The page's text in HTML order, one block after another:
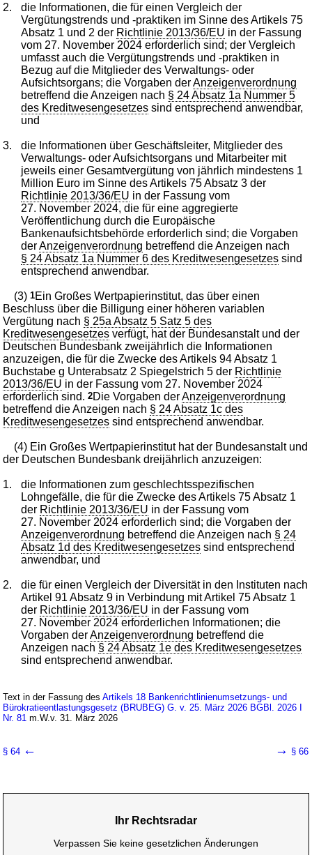
2.
die Informationen, die für einen Vergleich der
Vergütungstrends und -praktiken im Sinne des Artikels 75
Absatz 1 und 2 der Richtlinie 2013/36/EU in der Fassung
vom 27. November 2024 erforderlich sind; der Vergleich
umfasst auch die Vergütungstrends und -praktiken in
Bezug auf die Mitglieder des Verwaltungs- oder
Aufsichtsorgans; die Vorgaben derAnzeigenverordnung
betreffend die Anzeigen nach § 24 Absatz 1a Nummer 5
des Kreditwesengesetzes sind entsprechend anwendbar,
und
3.
die Informationen über Geschäftsleiter, Mitglieder des
Verwaltungs- oder Aufsichtsorgans und Mitarbeiter mit
jeweils einer Gesamtvergütung von jährlich mindestens 1
Million Euro im Sinne des Artikels 75 Absatz 3 der
Richtlinie 2013/36/EU in der Fassung vom
27. November 2024, die für eine aggregierte
Veröffentlichung durch die Europäische
Bankenaufsichtsbehörde erforderlich sind; die Vorgaben
derAnzeigenverordnung betreffend die Anzeigen nach
§ 24 Absatz 1a Nummer 6 des Kreditwesengesetzes sind
entsprechend anwendbar.
(3)1Ein Großes Wertpapierinstitut, das über einen
Beschluss über die Billigung einer höheren variablen
Vergütung nach § 25a Absatz 5 Satz 5 des
Kreditwesengesetzes verfügt, hat der Bundesanstalt und der
Deutschen Bundesbank zweijährlich die Informationen
anzuzeigen, die für die Zwecke des Artikels 94 Absatz 1
Buchstabe g Unterabsatz 2 Spiegelstrich 5 der Richtlinie
2013/36/EU in der Fassung vom 27. November 2024
erforderlich sind.2Die Vorgaben derAnzeigenverordnung
betreffend die Anzeigen nach § 24 Absatz 1c des
Kreditwesengesetzes sind entsprechend anwendbar.
(4) Ein Großes Wertpapierinstitut hat der Bundesanstalt und
der Deutschen Bundesbank dreijährlich anzuzeigen:
1.
die Informationen zum geschlechtsspezifischen
Lohngefälle, die für die Zwecke des Artikels 75 Absatz 1
der Richtlinie 2013/36/EU in der Fassung vom
27. November 2024 erforderlich sind; die Vorgaben der
Anzeigenverordnung betreffend die Anzeigen nach § 24
Absatz 1d des Kreditwesengesetzes sind entsprechend
anwendbar, und
2.
die für einen Vergleich der Diversität in den Instituten nach
Artikel 91 Absatz 9 in Verbindung mit Artikel 75 Absatz 1
der Richtlinie 2013/36/EU in der Fassung vom
27. November 2024 erforderlichen Informationen; die
Vorgaben derAnzeigenverordnung betreffend die
Anzeigen nach § 24 Absatz 1e des Kreditwesengesetzes
sind entsprechend anwendbar.
Text in der Fassung desArtikels 18 Bankenrichtlinienumsetzungs- und
Bürokratieentlastungsgesetz (BRUBEG) G. v. 25. März 2026 BGBl. 2026 I
Nr. 81 m.W.v. 31. März 2026
§ 64 ← → § 66
Ihr Rechtsradar
Verpassen Sie keine gesetzlichen Änderungen